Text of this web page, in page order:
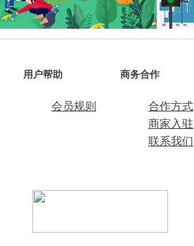
用户帮助
会员规则
商务合作
合作方式
商家入驻
联系我们